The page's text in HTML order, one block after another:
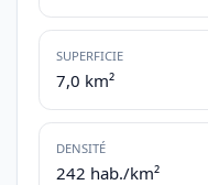
SUPERFICIE
7,0 km²
DENSITÉ
242 hab./km²